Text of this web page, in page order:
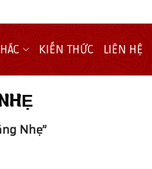
KIẾN THỨC LIÊN HỆ
Nhẹ”